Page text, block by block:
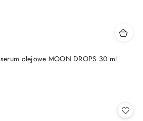
olejowe MOON DROPS 30 ml